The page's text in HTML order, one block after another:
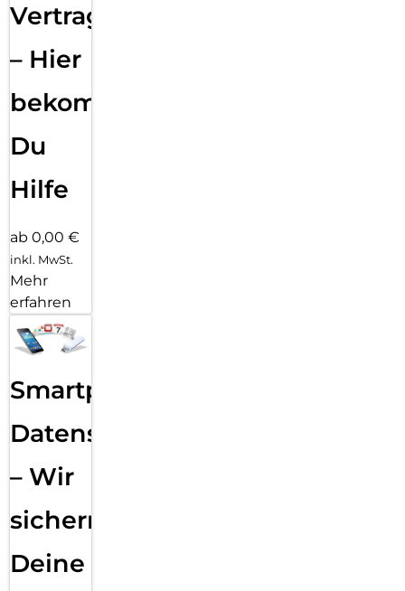
Vertragsabwicklung
– Hier
bekommst
Du
Hilfe
ab 0,00 €
inkl. MwSt.
Mehr
erfahren
Smartphone
Datensicherung
– Wir
sichern
Deine